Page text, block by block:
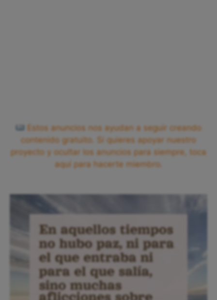
Estos anuncios nos ayudan a seguir creando
contenido gratuito. Si quieres apoyar nuestro
proyecto y ocultar los anuncios para siempre, toca
aquí para hacerte miembro.